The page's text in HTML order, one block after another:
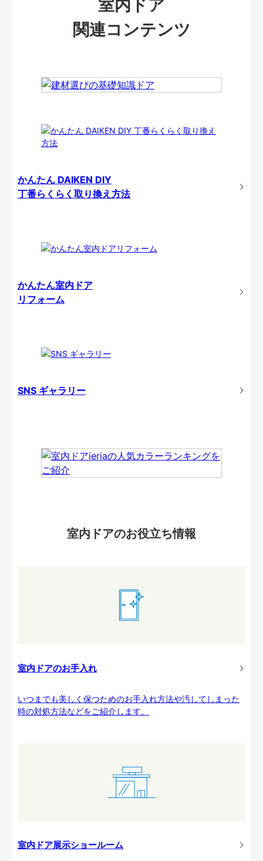
室内ドア
関連コンテンツ
かんたん DAIKEN DIY
丁番らくらく取り換え方法
かんたん室内ドア
リフォーム
SNS ギャラリー
室内ドアのお役立ち情報
室内ドアのお手入れ
いつまでも美しく保つためのお手入れ方法や汚してしまった
時の対処方法などをご紹介します。
室内ドア展示ショールーム